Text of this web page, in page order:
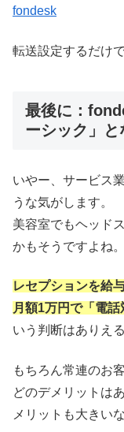
fondesk
転送設定するだけ
最後に：
ーシック」と
いやー、サービス
うな気がします。
美容室でもヘッド
かもそうですよね。
レセプションを給
月額1万円で「電
いう判断はありえ
もちろん常連のお
どのデメリットは
メリットも大きい